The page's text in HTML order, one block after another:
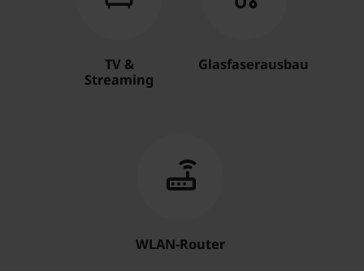
TV &
Streaming
Glasfaserausbau
WLAN-Router